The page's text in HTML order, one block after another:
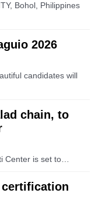
Bohol, Philippines
2026
candidates will
chain, to
Center is set to…
certification